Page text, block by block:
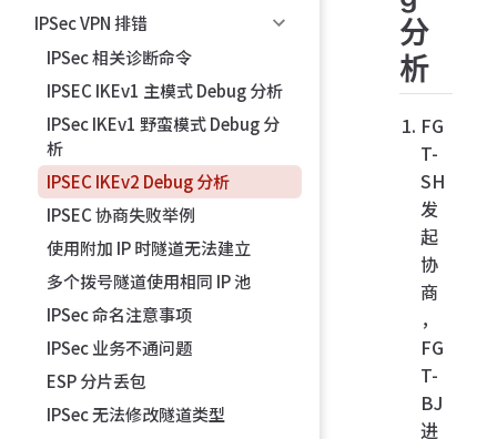
IPSec VPN 排错
IPSec 相关诊断命令
IPSEC IKEv1 主模式 Debug 分析
IPSec IKEv1 野蛮模式 Debug 分
析
IPSEC IKEv2 Debug 分析
IPSEC 协商失败举例
使用附加 IP 时隧道无法建立
多个拨号隧道使用相同 IP 池
IPSec 命名注意事项
IPSec 业务不通问题
ESP 分片丢包
IPSec 无法修改隧道类型
分
析
FG
T-
SH
发
起
协
商
，
FG
T-
BJ
进